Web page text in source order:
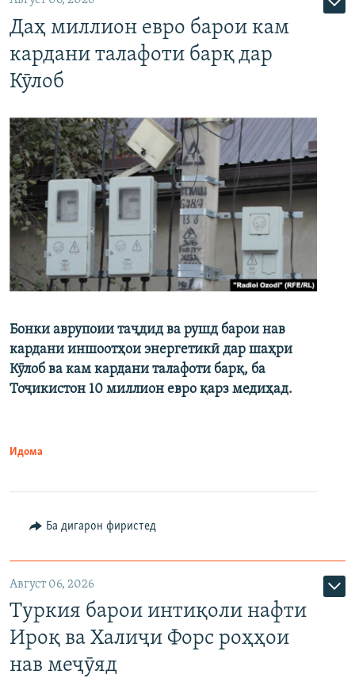
Даҳ миллион евро барои кам
кардани талафоти барқ дар
Кӯлоб
Бонки аврупоии таҷдид ва рушд барои нав
кардани иншоотҳои энергетикӣ дар шаҳри
Кӯлоб ва кам кардани талафоти барқ, ба
Тоҷикистон 10 миллион евро қарз медиҳад.
Идома
Ба дигарон фиристед
Август 06, 2026
Туркия барои интиқоли нафти
Ироқ ва Халиҷи Форс роҳҳои
нав меҷӯяд